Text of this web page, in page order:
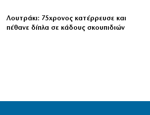
Λουτράκι: 75χρονος κατέρρευσε και
πέθανε δίπλα σε κάδους σκουπιδιών